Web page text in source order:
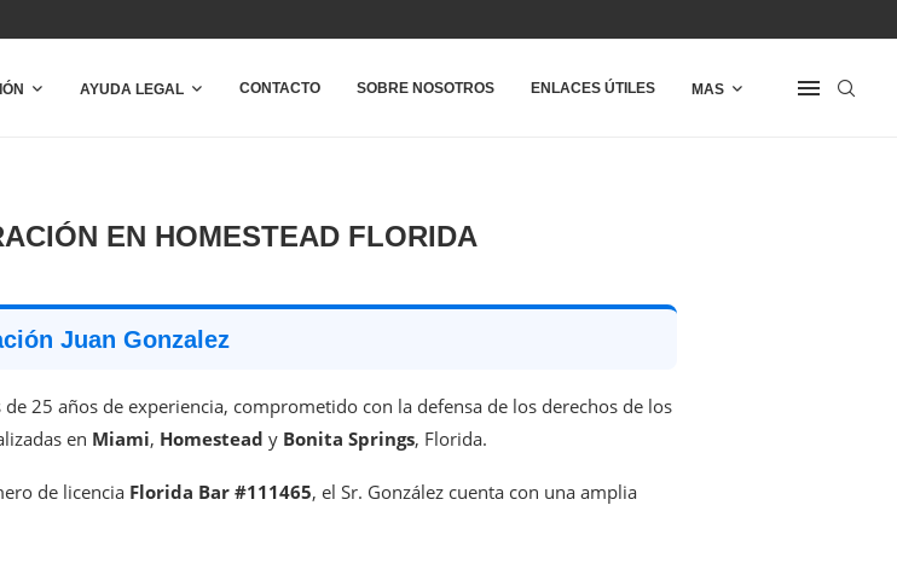
AYUDA LEGAL CONTACTO SOBRE NOSOTROS ENLACES ÚTILES MAS
EN HOMESTEAD FLORIDA
Juan Gonzalez
25 años de experiencia, comprometido con la defensa de los derechos de los
en Miami, Homestead y Bonita Springs, Florida.
de licencia Florida Bar #111465, el Sr. González cuenta con una amplia